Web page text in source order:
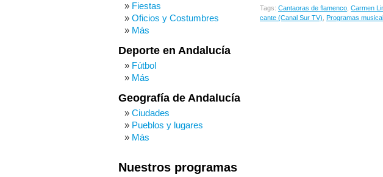
Tags: Cantaoras de flamenco Carmen
cante (Canal Sur TV)
Programas
Fiestas
Oficios y Costumbres
Más
Deporte en Andalucía
Fútbol
Más
Geografía de Andalucía
Ciudades
Pueblos y lugares
Más
Nuestros programas